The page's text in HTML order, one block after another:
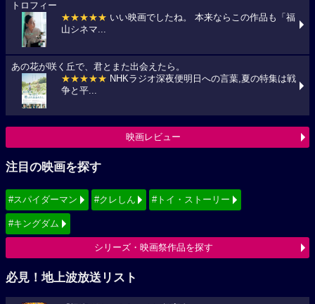
トロフィー
★★★★★ いい映画でしたね。 本来ならこの作品も「福
山シネマ...
あの花が咲く丘で、君とまた出会えたら。
★★★★★ NHKラジオ深夜便明日への言葉,夏の特集は戦
争と平...
映画レビュー
注目の映画を探す
#スパイダーマン #クレしん #トイ・ストーリー
#キングダム
シリーズ・映画祭作品を探す
必見！地上波放送リスト